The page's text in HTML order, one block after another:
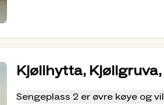
plantelivet.
rein, slik at den kan trekke seg
å fotografere.
Kjølihytta,
Sengeplass 2 er øvre køye og